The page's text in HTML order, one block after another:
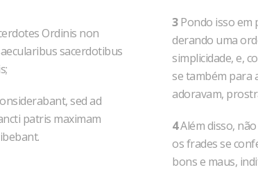
Ordinis non
sacerdotibus
sed ad
patris maximam
3Pondo isso em
derando uma
simplicidade, e,
se também para
ado­ravam,
4Além disso,
os frades se
bons e maus,